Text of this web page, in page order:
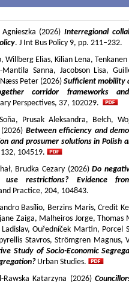
(2026) Interregional
. J Int Bus Policy 9, pp. 211–232.
Elias, Kilian Lena,
Sanna, Jacobson Lisa,
Peter (2026) Sufficient mobility
corridor frameworks
Perspectives, 37, 102029.
Prusak Aleksandra, Bełch,
Between efficiency and
and prosumer solutions in Polish
104519.
Brudka Cezary (2026)Do
restrictions? Evidence
Practice, 204, 104843.
Basílio, Berzins Maris, Credit
Zaiga, Malheiros Jorge, Thomas
Ouředníček Martin, Porcel
Stavros, Strömgren Magnus,
Study of Socio-Economic
Urban Studies.
Katarzyna (2026)